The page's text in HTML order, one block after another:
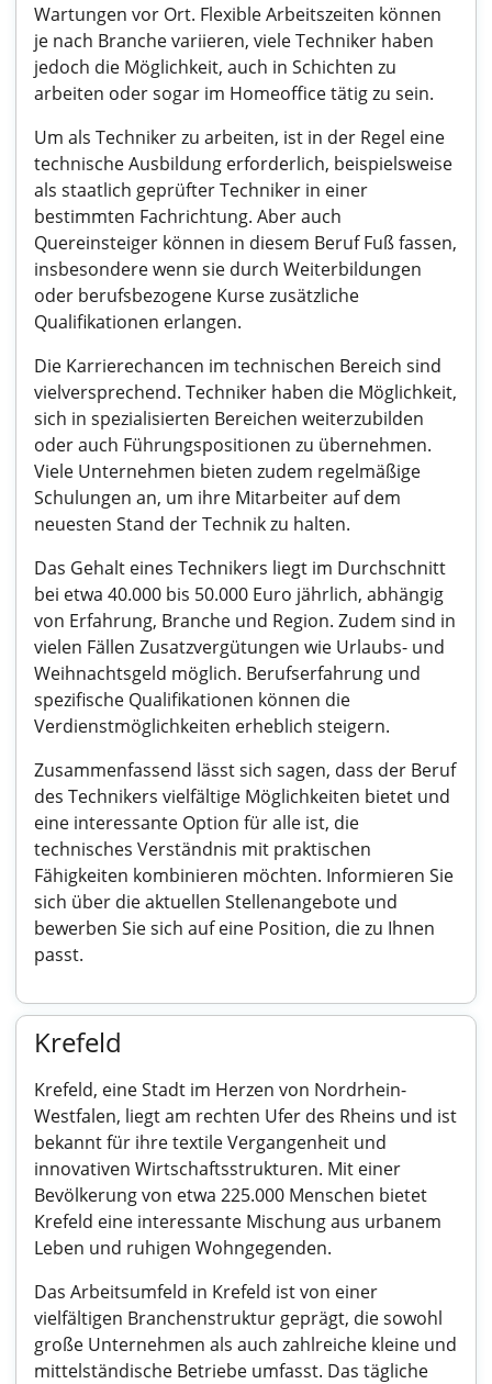
Wartungen vor Ort. Flexible Arbeitszeiten können
je nach Branche variieren, viele Techniker haben
jedoch die Möglichkeit, auch in Schichten zu
arbeiten oder sogar im Homeoffice tätig zu sein.
Um als Techniker zu arbeiten, ist in der Regel eine
technische Ausbildung erforderlich, beispielsweise
als staatlich geprüfter Techniker in einer
bestimmten Fachrichtung. Aber auch
Quereinsteiger können in diesem Beruf Fuß fassen,
insbesondere wenn sie durch Weiterbildungen
oder berufsbezogene Kurse zusätzliche
Qualifikationen erlangen.
Die Karrierechancen im technischen Bereich sind
vielversprechend. Techniker haben die Möglichkeit,
sich in spezialisierten Bereichen weiterzubilden
oder auch Führungspositionen zu übernehmen.
Viele Unternehmen bieten zudem regelmäßige
Schulungen an, um ihre Mitarbeiter auf dem
neuesten Stand der Technik zu halten.
Das Gehalt eines Technikers liegt im Durchschnitt
bei etwa 40.000 bis 50.000 Euro jährlich, abhängig
von Erfahrung, Branche und Region. Zudem sind in
vielen Fällen Zusatzvergütungen wie Urlaubs- und
Weihnachtsgeld möglich. Berufserfahrung und
spezifische Qualifikationen können die
Verdienstmöglichkeiten erheblich steigern.
Zusammenfassend lässt sich sagen, dass der Beruf
des Technikers vielfältige Möglichkeiten bietet und
eine interessante Option für alle ist, die
technisches Verständnis mit praktischen
Fähigkeiten kombinieren möchten. Informieren Sie
sich über die aktuellen Stellenangebote und
bewerben Sie sich auf eine Position, die zu Ihnen
passt.
Krefeld
Krefeld, eine Stadt im Herzen von Nordrhein-
Westfalen, liegt am rechten Ufer des Rheins und ist
bekannt für ihre textile Vergangenheit und
innovativen Wirtschaftsstrukturen. Mit einer
Bevölkerung von etwa 225.000 Menschen bietet
Krefeld eine interessante Mischung aus urbanem
Leben und ruhigen Wohngegenden.
Das Arbeitsumfeld in Krefeld ist von einer
vielfältigen Branchenstruktur geprägt, die sowohl
große Unternehmen als auch zahlreiche kleine und
mittelständische Betriebe umfasst. Das tägliche